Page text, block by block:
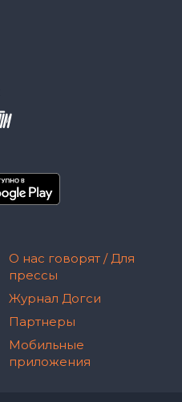
О нас говорят / Для
прессы
Журнал Догси
Партнеры
Мобильные
приложения